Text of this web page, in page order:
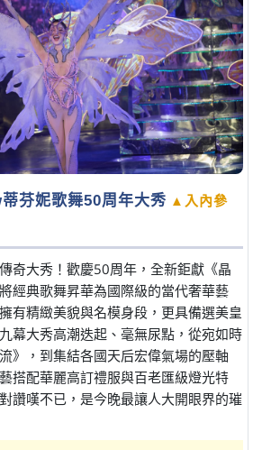
芬妮歌舞50周年大秀 ▲入內參
奇大秀！歡慶50周年，全新鉅獻《晶
經典歌舞昇華為國際級的當代奢華藝
有精緻美貌與名模身段，更具備選美皇
幕大秀高潮迭起、毫無尿點，從宛如時
》，到集結各國天后宏偉氣場的壓軸
搭配華麗高訂禮服與百老匯級燈光特
讚嘆不已，是今晚最讓人大開眼界的璀